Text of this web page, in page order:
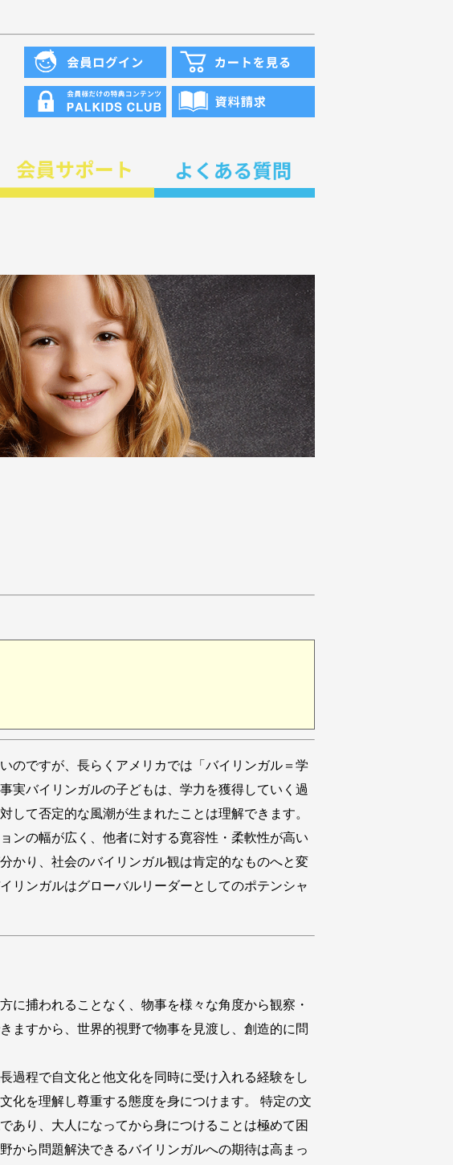
のですが、長らくアメリカでは「バイリンガル＝学
実バイリンガルの子どもは、学力を獲得していく過
て否定的な風潮が生まれたことは理解できます。
ンの幅が広く、他者に対する寛容性・柔軟性が高い
かり、社会のバイリンガル観は肯定的なものへと変
リンガルはグローバルリーダーとしてのポテンシャ
捕われることなく、物事を様々な角度から観察・
ますから、世界的視野で物事を見渡し、創造的に問
過程で自文化と他文化を同時に受け入れる経験をし
化を理解し尊重する態度を身につけます。 特定の文
あり、大人になってから身につけることは極めて困
から問題解決できるバイリンガルへの期待は高まっ